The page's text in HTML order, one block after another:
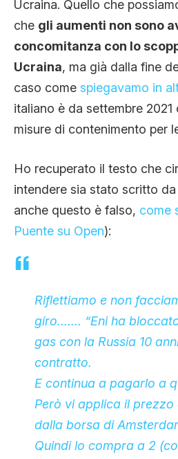
Ucraina. Quello che
che gli aumenti non sono
concomitanza con lo
Ucraina, ma già dalla fine
caso come spiegavamo in
italiano è da settembre
misure di contenimento per
Ho recuperato il testo che
intendere sia stato scritto
anche questo è falso, come
Puente su Open):
Riflettiamo e non
giro……. “Eni ha
gas con la Russia 10
contratto.
E continua a pagarlo a
Però vi applica il prezzo
dalla borsa di
Quindi lo compra a 2